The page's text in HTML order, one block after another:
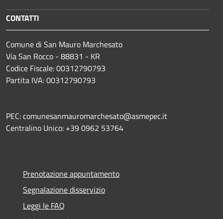
CONTATTI
Comune di San Mauro Marchesato
Via San Rocco - 88831 - KR
Codice Fiscale: 00312790793
Partita IVA: 00312790793
PEC: comunesanmauromarchesato@asmepec.it
Centralino Unico: +39 0962 53764
Prenotazione appuntamento
Segnalazione disservizio
Leggi le FAQ